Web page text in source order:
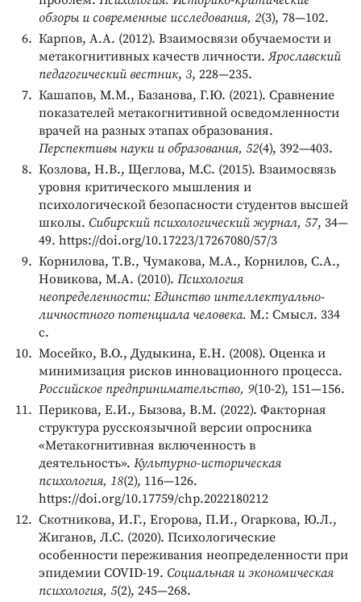
обзоры и современные исследования, 2(3), 78—102.
Карпов, А.А. (2012). Взаимосвязи обучаемости и
метакогнитивных качеств личности.Ярославский
педагогический вестник, 3, 228—235.
Кашапов, М.М., Базанова, Г.Ю. (2021). Сравнение
показателей метакогнитивной осведомленности
врачей на разных этапах образования.
Перспективы науки и образования, 52(4), 392—403.
Козлова, Н.В., Щеглова, М.С. (2015). Взаимосвязь
уровня критического мышления и
психологической безопасности студентов высшей
школы. Сибирский психологический журнал, 57, 34—
49. https://doi.org/10.17223/17267080/57/3
Корнилова, Т.В., Чумакова, М.А., Корнилов, С.А.,
Новикова, М.А. (2010). Психология
неопределенности: Единство интеллектуально-
личностного потенциала человека. М.: Смысл. 334
с.
Мосейко, В.О., Дудыкина, Е.Н. (2008). Оценка и
минимизация рисков инновационного процесса.
Российское предпринимательство, 9(10-2), 151—156.
Перикова, Е.И., Бызова, В.М. (2022). Факторная
структура русскоязычной версии опросника
«Метакогнитивная включенность в
деятельность». Культурно-историческая
психология, 18(2), 116—126.
https://doi.org/10.17759/chp.2022180212
Скотникова, И.Г., Егорова, П.И., Огаркова, Ю.Л.,
Жиганов, Л.С. (2020). Психологические
особенности переживания неопределенности при
эпидемии COVID-19. Социальная и экономическая
психология, 5(2), 245—268.